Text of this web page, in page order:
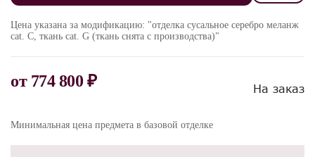
Цена указана за модификацию: "отделка сусальное серебро меланж
cat. C, ткань cat. G (ткань снята с производства)"
от 774 800 ₽ На заказ
Минимальная цена предмета в базовой отделке